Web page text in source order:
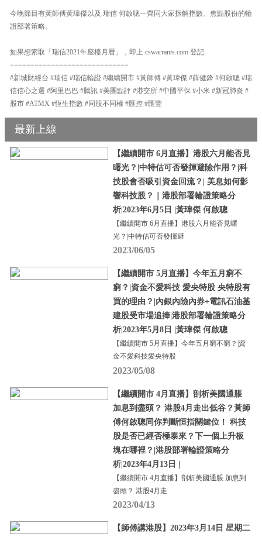
今晚節目有黃師傅黃瑋傑以及 瑞信 何啟聰一齊同大家拆解指數、焦點股份的輪
證部署策略。
如果想索取「瑞信2021年座檯月曆」，即上 cswarrants.com 登記
=============================
#新城財經台 #瑞信 #瑞信輪證 #繼續開市 #黃師傅 #黃瑋傑 #薛健鋒 #何啟聰 #瑞
信信心之選 #阿里巴巴 #騰訊 #美團點評 #港交所 #中國平保 #小米 #新冠肺炎 #
股市 #ATMX #恆生指數 #同股不同權 #匯控 #匯豐
最新上線
【繼續開市 6月直播】港股六月能否見
曙光？|中特估可否發揮避險作用？|科
技股會否吸引資金回流？| 美息如何影
響科技股？｜港股部署輪證策略分
析|2023年6月5日 |黃瑋傑 何啟聰
【繼續開市 6月直播】港股六月能否見曙
光？|中特估可否發揮避
2023/06/05
【繼續開市 5月直播】今年五月窮不
窮？|資金不愛科技 愛央特股 央特股有
買的理由？|內銀內險內券+電訊石油基
建股受市場追捧|港股部署輪證策略分
析|2023年5月8日 |黃瑋傑 何啟聰
【繼續開市 5月直播】今年五月窮不窮？|資
金不愛科技愛央特股
2023/05/08
【繼續開市 4月直播】剖析美國通脹
加息到盡頭？ 港股4月走出低谷？黃師
傅何啟聰同你判斷恒指關鍵位！ 科技
股是否已經否極泰來？下一個上升板
塊在哪裡？|港股部署輪證策略分
析|2023年4月13日 |
【繼續開市 4月直播】剖析美國通脹 加息到
盡頭？ 港股4月走
2023/04/13
【師傅講港股】2023年3月14日 星期二